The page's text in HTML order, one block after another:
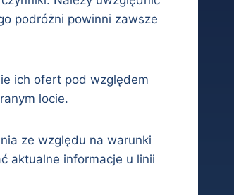
podróżni powinni zawsze
ich ofert pod względem
locie.
ze względu na warunki
aktualne informacje u linii